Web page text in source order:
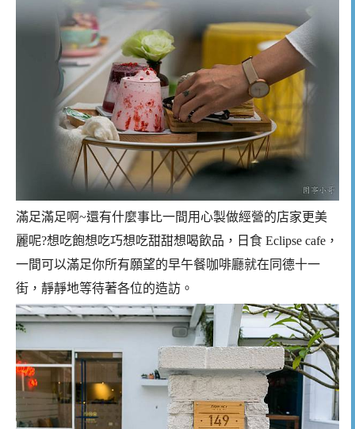
滿足滿足啊~還有什麼事比一間用心製做經營的店家更美
麗呢?想吃飽想吃巧想吃甜甜想喝飲品，日食 Eclipse cafe，
一間可以滿足你所有願望的早午餐咖啡廳就在同德十一
街，靜靜地等待著各位的造訪。